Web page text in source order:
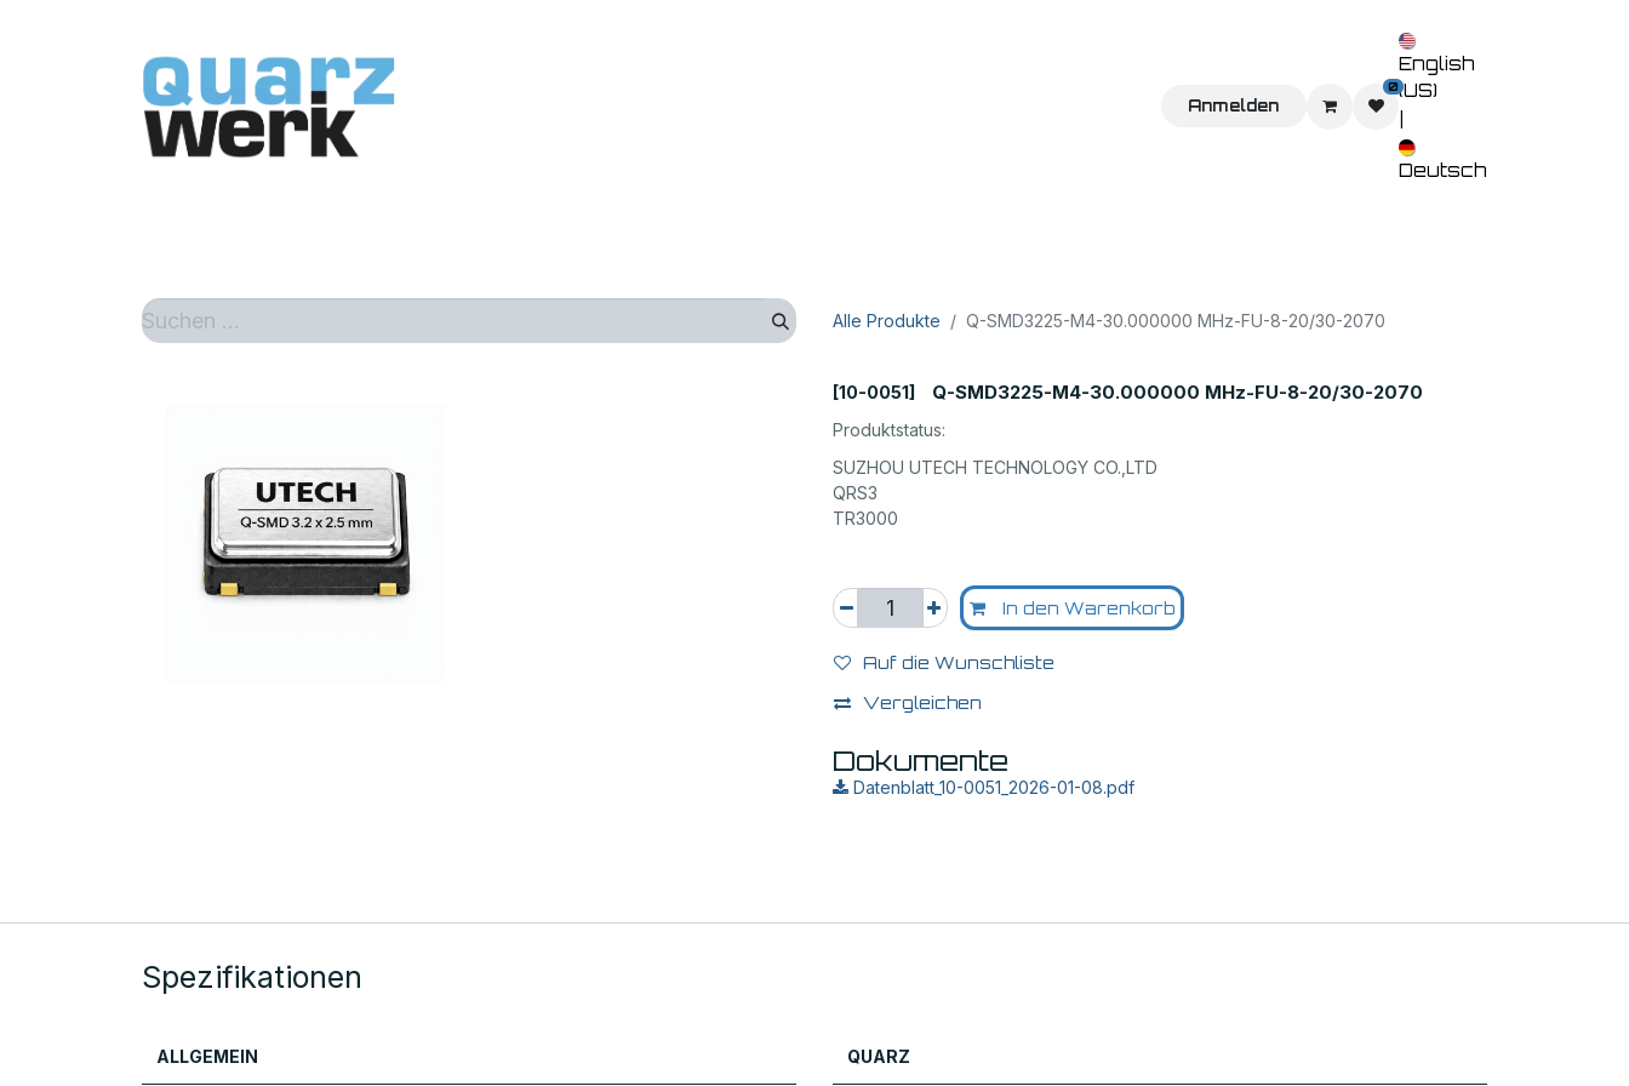
Home Shop Veranstaltungen
Anmelden
0
English
(US)
Deutsch
Alle Produkte Q-SMD3225-M4-30.000000 MHz-FU-8-20/30-2070
[10-0051] Q-SMD3225-M4-30.000000 MHz-FU-8-20/30-2070
Produktstatus:
SUZHOU UTECH TECHNOLOGY CO.,LTD
QRS3
TR3000
In den Warenkorb
Auf die Wunschliste
Vergleichen
Dokumente
Datenblatt_10-0051_2026-01-08.pdf
Spezifikationen
ALLGEMEIN QUARZ